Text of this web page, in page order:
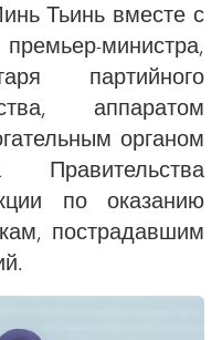
Тьинь вместе с
министра,
партийного
аппаратом
органом
Правительства
по оказанию
пострадавшим